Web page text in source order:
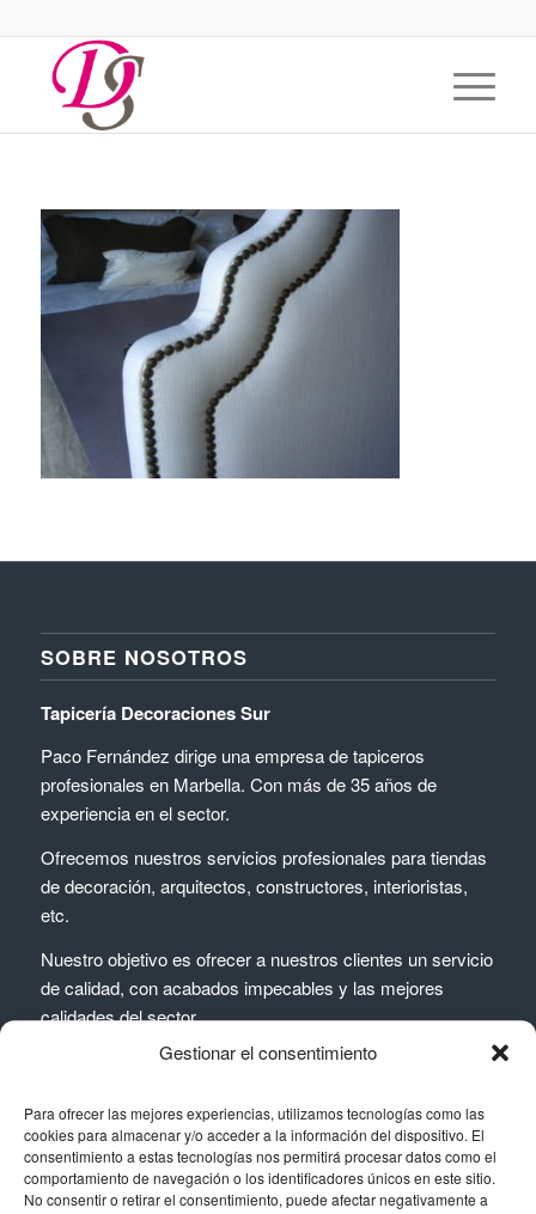
Gestionar el consentimiento
Para ofrecer las mejores experiencias, utilizamos tecnologías como las
cookies para almacenar y/o acceder a la información del dispositivo. El
consentimiento a estas tecnologías nos permitirá procesar datos como el
comportamiento de navegación o los identificadores únicos en este sitio.
No consentir o retirar el consentimiento, puede afectar negativamente a
SOBRE NOSOTROS
Tapicería Decoraciones Sur
Paco Fernández dirige una empresa de tapiceros
profesionales en Marbella. Con más de 35 años de
experiencia en el sector.
Ofrecemos nuestros servicios profesionales para tiendas
de decoración, arquitectos, constructores, interioristas,
etc.
Nuestro objetivo es ofrecer a nuestros clientes un servicio
de calidad, con acabados impecables y las mejores
calidades del sector.
DATOS DE CONTACTO